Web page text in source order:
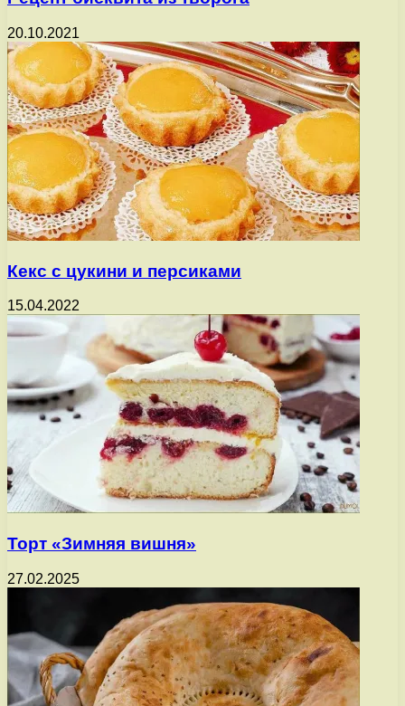
20.10.2021
Кекс с цукини и персиками
15.04.2022
Торт «Зимняя вишня»
27.02.2025